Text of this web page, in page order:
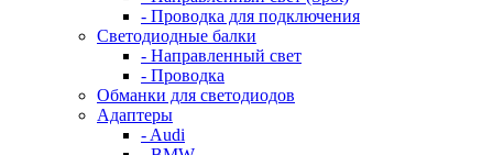
- Проводка для подключения
Светодиодные балки
- Направленный свет
- Проводка
Обманки для светодиодов
Адаптеры
- Audi